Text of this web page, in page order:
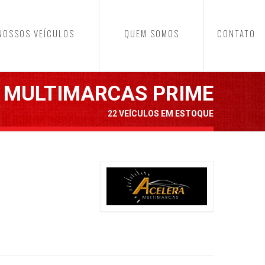
VEÍCULOS QUEM SOMOS CONTATO
PRIME
22 VEÍCULOS EM ESTOQUE